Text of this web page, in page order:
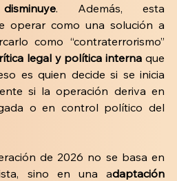
. Además, esta
operar como una solución a
legal y política interna que
es quien decide si se inicia
si la operación deriva en
o en control político del
de 2026 no se basa en
sino en una adaptación